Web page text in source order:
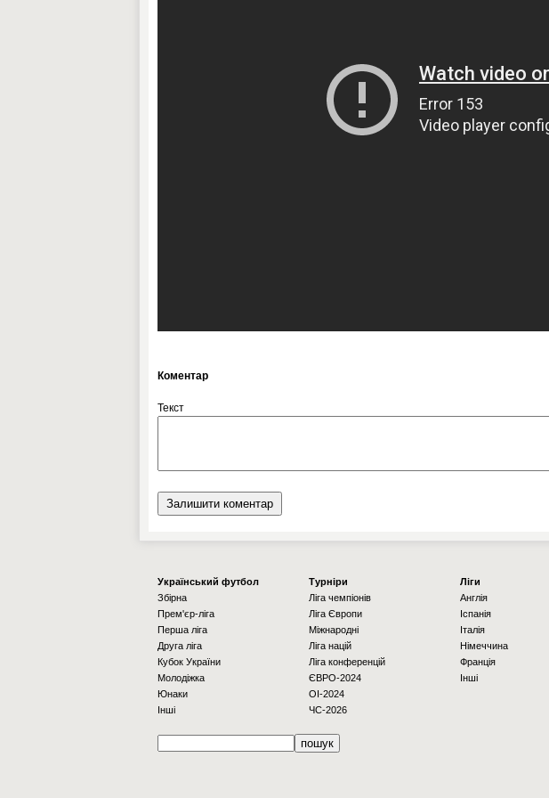
Коментар
Текст
Українcький футбол
Збірна
Прем'єр-ліга
Перша ліга
Друга ліга
Кубок України
Молодіжка
Юнаки
Інші
Турніри
Ліга чемпіонів
Ліга Європи
Міжнародні
Ліга націй
Ліга конференцій
ЄВРО-2024
OI-2024
ЧС-2026
Ліги
Англія
Іспанія
Італія
Німеччина
Франція
Інші